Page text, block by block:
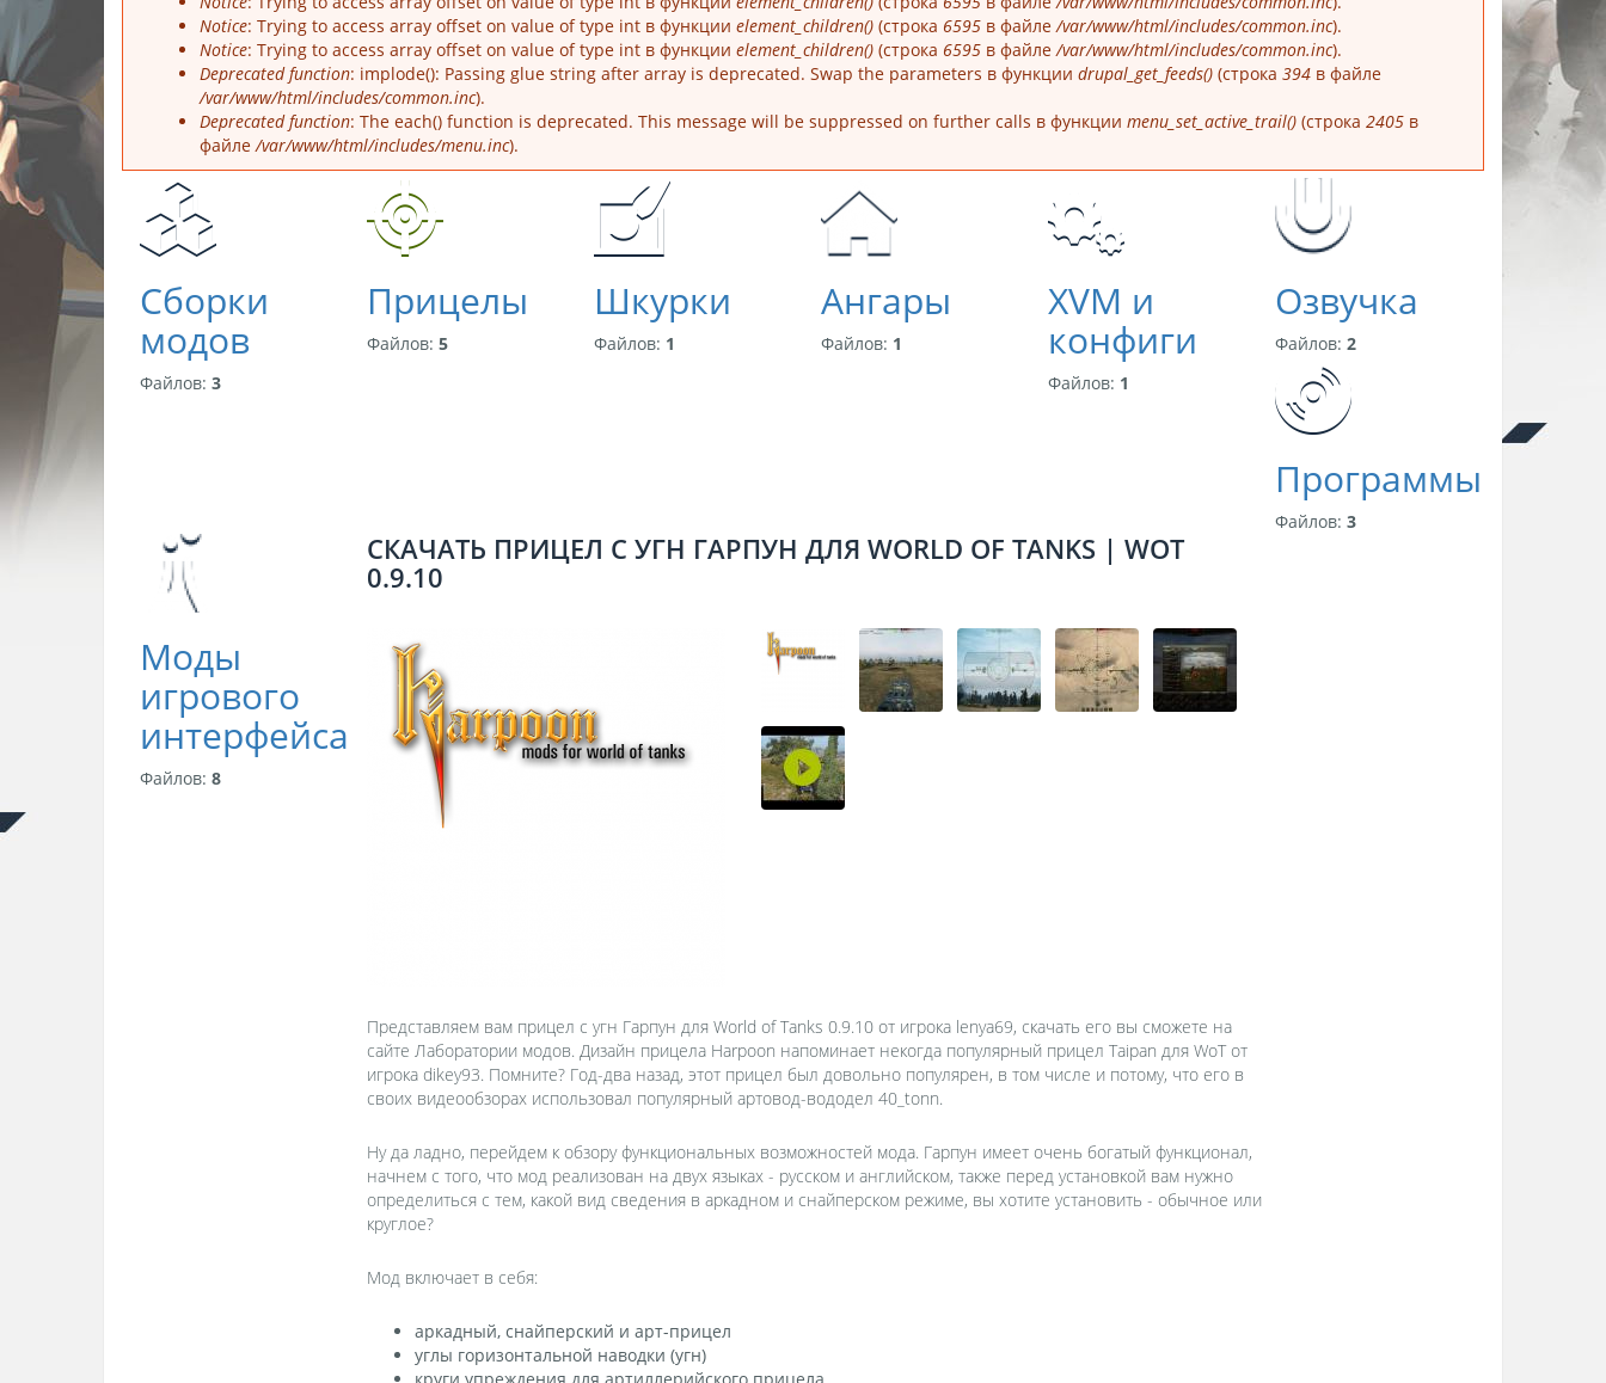
Notice: Trying to access array offset on value of type int в функции element_children() (строка 6595 в файле/var/www/html/includes/common.inc).
Notice: Trying to access array offset on value of type int в функции element_children() (строка 6595 в файле/var/www/html/includes/common.inc).
Deprecated function: implode(): Passing glue string after array is deprecated. Swap the parameters в функции drupal_get_feeds() (строка 394 в файле
/var/www/html/includes/common.inc).
Deprecated function: The each() function is deprecated. This message will be suppressed on further calls в функции menu_set_active_trail() (строка 2405 в
файле/var/www/html/includes/menu.inc).
Сборки
модов
Файлов: 3
Прицелы
Файлов: 5
Шкурки
Файлов: 1
Ангары
Файлов: 1
XVM и
конфиги
Файлов: 1
Озвучка
Файлов: 2
Программы
Файлов: 3
Моды
игрового
интерфейса
Файлов: 8
СКАЧАТЬ ПРИЦЕЛ С УГН ГАРПУН ДЛЯ WORLD OF TANKS | WOT
0.9.10
Представляем вам прицел с угн Гарпун для World of Tanks 0.9.10 от игрока lenya69, скачать его вы сможете на
сайте Лаборатории модов. Дизайн прицела Harpoon напоминает некогда популярный прицел Taipan для WoT от
игрока dikey93. Помните? Год-два назад, этот прицел был довольно популярен, в том числе и потому, что его в
своих видеообзорах использовал популярный артовод-вододел 40_tonn.
Ну да ладно, перейдем к обзору функциональных возможностей мода. Гарпун имеет очень богатый функционал,
начнем с того, что мод реализован на двух языках - русском и английском, также перед установкой вам нужно
определиться с тем, какой вид сведения в аркадном и снайперском режиме, вы хотите установить - обычное или
круглое?
Мод включает в себя:
аркадный, снайперский и арт-прицел
углы горизонтальной наводки (угн)
круги упреждения для артиллерийского прицела